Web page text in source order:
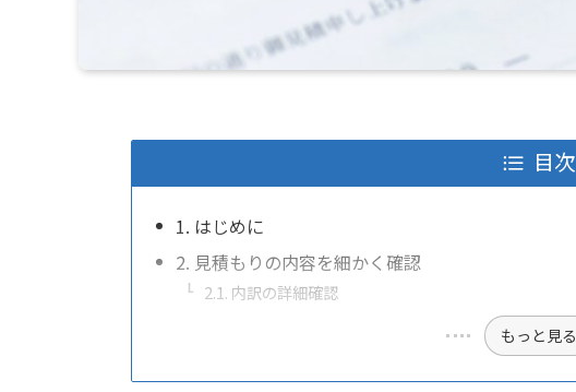
目次
1. はじめに
2. 見積もりの内容を細かく確認
2.1. 内訳の詳細確認
もっと見る